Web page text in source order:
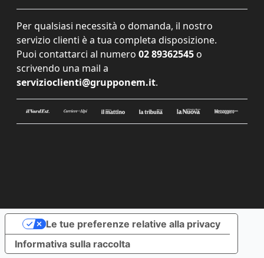
Per qualsiasi necessità o domanda, il nostro
servizio clienti è a tua completa disposizione.
Puoi contattarci al numero 02 89362545 o
scrivendo una mail a
servizioclienti@grupponem.it.
Informativa sulla raccolta
Le tue preferenze relative alla privacy